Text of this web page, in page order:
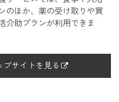
のほか、薬の受け取りや買
介助プランが利用できま
サイトを見る